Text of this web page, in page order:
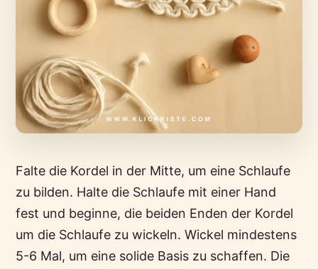
Falte die Kordel in der Mitte, um eine Schlaufe
zu bilden. Halte die Schlaufe mit einer Hand
fest und beginne, die beiden Enden der Kordel
um die Schlaufe zu wickeln. Wickel mindestens
5-6 Mal, um eine solide Basis zu schaffen. Die